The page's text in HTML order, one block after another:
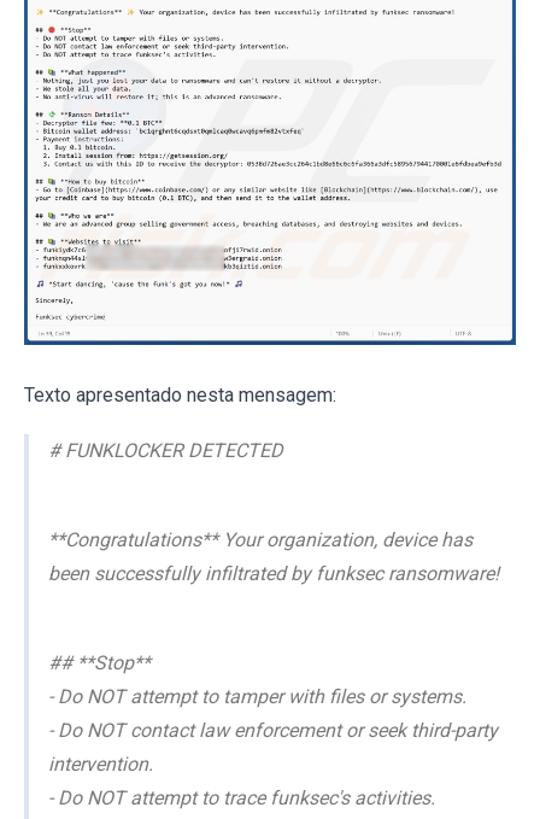
Texto apresentado nesta mensagem:
# FUNKLOCKER DETECTED
**Congratulations** Your organization, device has
been successfully infiltrated by funksec ransomware!
## **Stop**
- Do NOT attempt to tamper with files or systems.
- Do NOT contact law enforcement or seek third-party
intervention.
- Do NOT attempt to trace funksec's activities.